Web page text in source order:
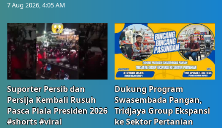
7 Aug 2026, 4:05 AM
Suporter Persib dan
Persija Kembali Rusuh
Pasca Piala Presiden 2026
#shorts #viral
Dukung Program
Swasembada Pangan,
Tridjaya Group Ekspansi
ke Sektor Pertanian